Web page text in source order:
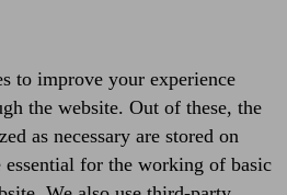
to improve your experience
the website. Out of these, the
as necessary are stored on
essential for the working of basic